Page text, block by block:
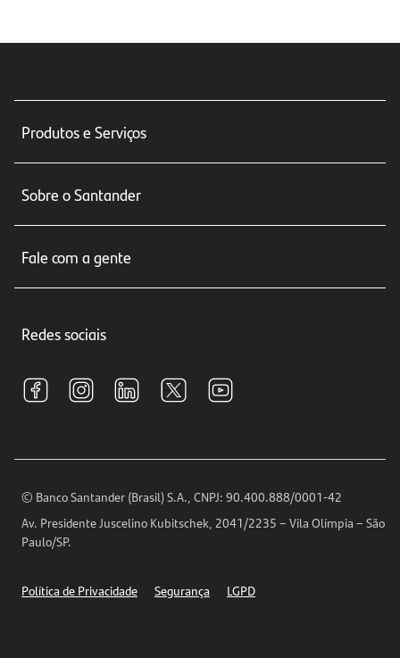
Produtos e Serviços
Seguros
Crédito e Financiamentos
Investimentos
Sobre o Santander
Relações com Investidores
Fale com a gente
Central de Renegociação
S.A.C
Encontre nossas agências
Horários de Atendimento
Telefones
Redes sociais
© Banco Santander (Brasil) S.A., CNPJ: 90.400.888/0001-42
Av. Presidente Juscelino Kubitschek, 2041/2235 – Vila Olímpia – São
Paulo/SP.
Política de Privacidade Segurança LGPD